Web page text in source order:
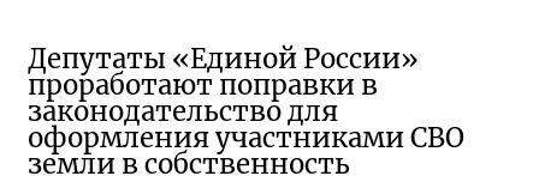
Депутаты «Единой России»
проработают поправки в
законодательство для
оформления участниками СВО
земли в собственность